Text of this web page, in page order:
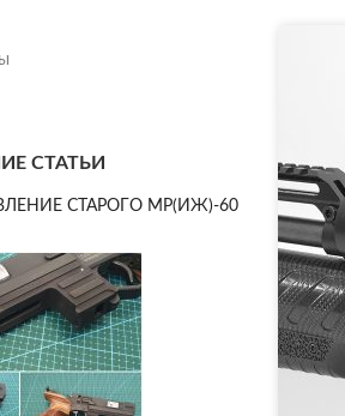
СТАТЬИ
СТАРОГО МР(ИЖ)-60